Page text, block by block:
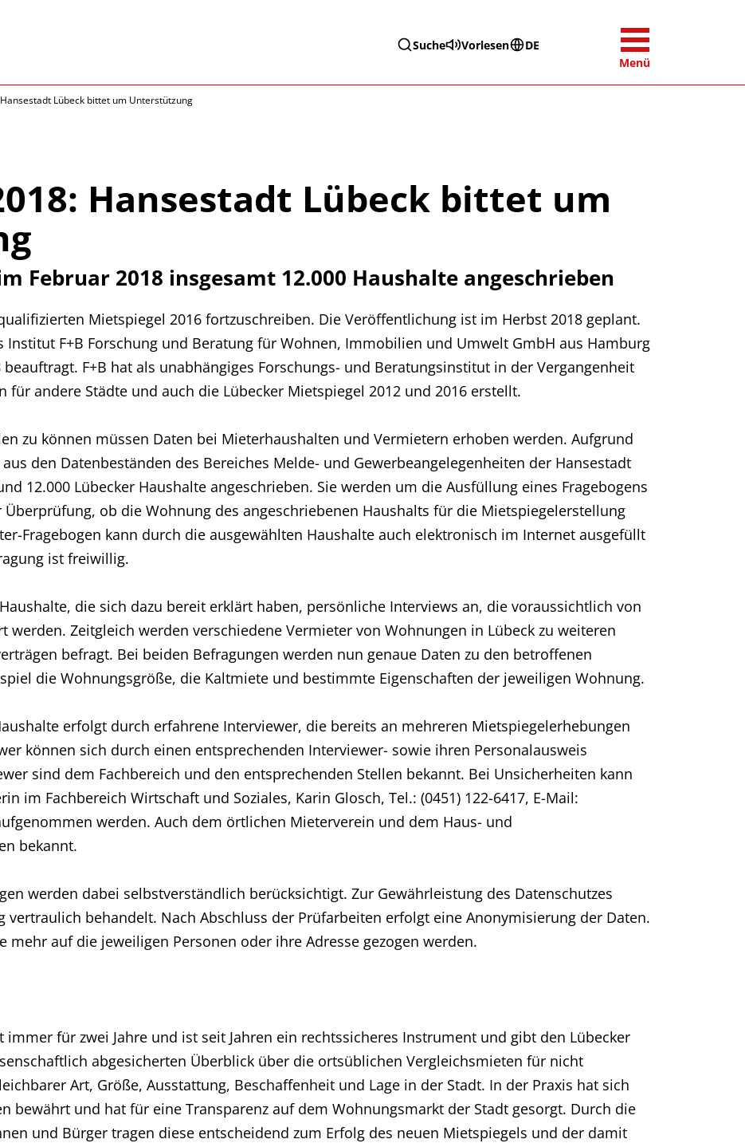
Suche Vorlesen
DE
Menü
Lübeck bittet um Unterstützung
Hansestadt Lübeck bittet um
Februar 2018 insgesamt 12.000 Haushalte angeschrieben
Mietspiegel 2016 fortzuschreiben. Die Veröffentlichung ist im Herbst 2018 geplant.
F+B Forschung und Beratung für Wohnen, Immobilien und Umwelt GmbH aus Hamburg
F+B hat als unabhängiges Forschungs- und Beratungsinstitut in der Vergangenheit
für andere Städte und auch die Lübecker Mietspiegel 2012 und 2016 erstellt.
zu können müssen Daten bei Mieterhaushalten und Vermietern erhoben werden. Aufgrund
den Datenbeständen des Bereiches Melde- und Gewerbeangelegenheiten der Hansestadt
12.000 Lübecker Haushalte angeschrieben. Sie werden um die Ausfüllung eines Fragebogens
Überprüfung, ob die Wohnung des angeschriebenen Haushalts für die Mietspiegelerstellung
Fragebogen kann durch die ausgewählten Haushalte auch elektronisch im Internet ausgefüllt
ist freiwillig.
die sich dazu bereit erklärt haben, persönliche Interviews an, die voraussichtlich von
werden. Zeitgleich werden verschiedene Vermieter von Wohnungen in Lübeck zu weiteren
befragt. Bei beiden Befragungen werden nun genaue Daten zu den betroffenen
die Wohnungsgröße, die Kaltmiete und bestimmte Eigenschaften der jeweiligen Wohnung.
erfolgt durch erfahrene Interviewer, die bereits an mehreren Mietspiegelerhebungen
können sich durch einen entsprechenden Interviewer- sowie ihren Personalausweis
sind dem Fachbereich und den entsprechenden Stellen bekannt. Bei Unsicherheiten kann
im Fachbereich Wirtschaft und Soziales, Karin Glosch, Tel.: (0451) 122-6417, E-Mail:
werden. Auch dem örtlichen Mieterverein und dem Haus- und
bekannt.
werden dabei selbstverständlich berücksichtigt. Zur Gewährleistung des Datenschutzes
vertraulich behandelt. Nach Abschluss der Prüfarbeiten erfolgt eine Anonymisierung der Daten.
mehr auf die jeweiligen Personen oder ihre Adresse gezogen werden.
immer für zwei Jahre und ist seit Jahren ein rechtssicheres Instrument und gibt den Lübecker
abgesicherten Überblick über die ortsüblichen Vergleichsmieten für nicht
Art, Größe, Ausstattung, Beschaffenheit und Lage in der Stadt. In der Praxis hat sich
bewährt und hat für eine Transparenz auf dem Wohnungsmarkt der Stadt gesorgt. Durch die
und Bürger tragen diese entscheidend zum Erfolg des neuen Mietspiegels und der damit